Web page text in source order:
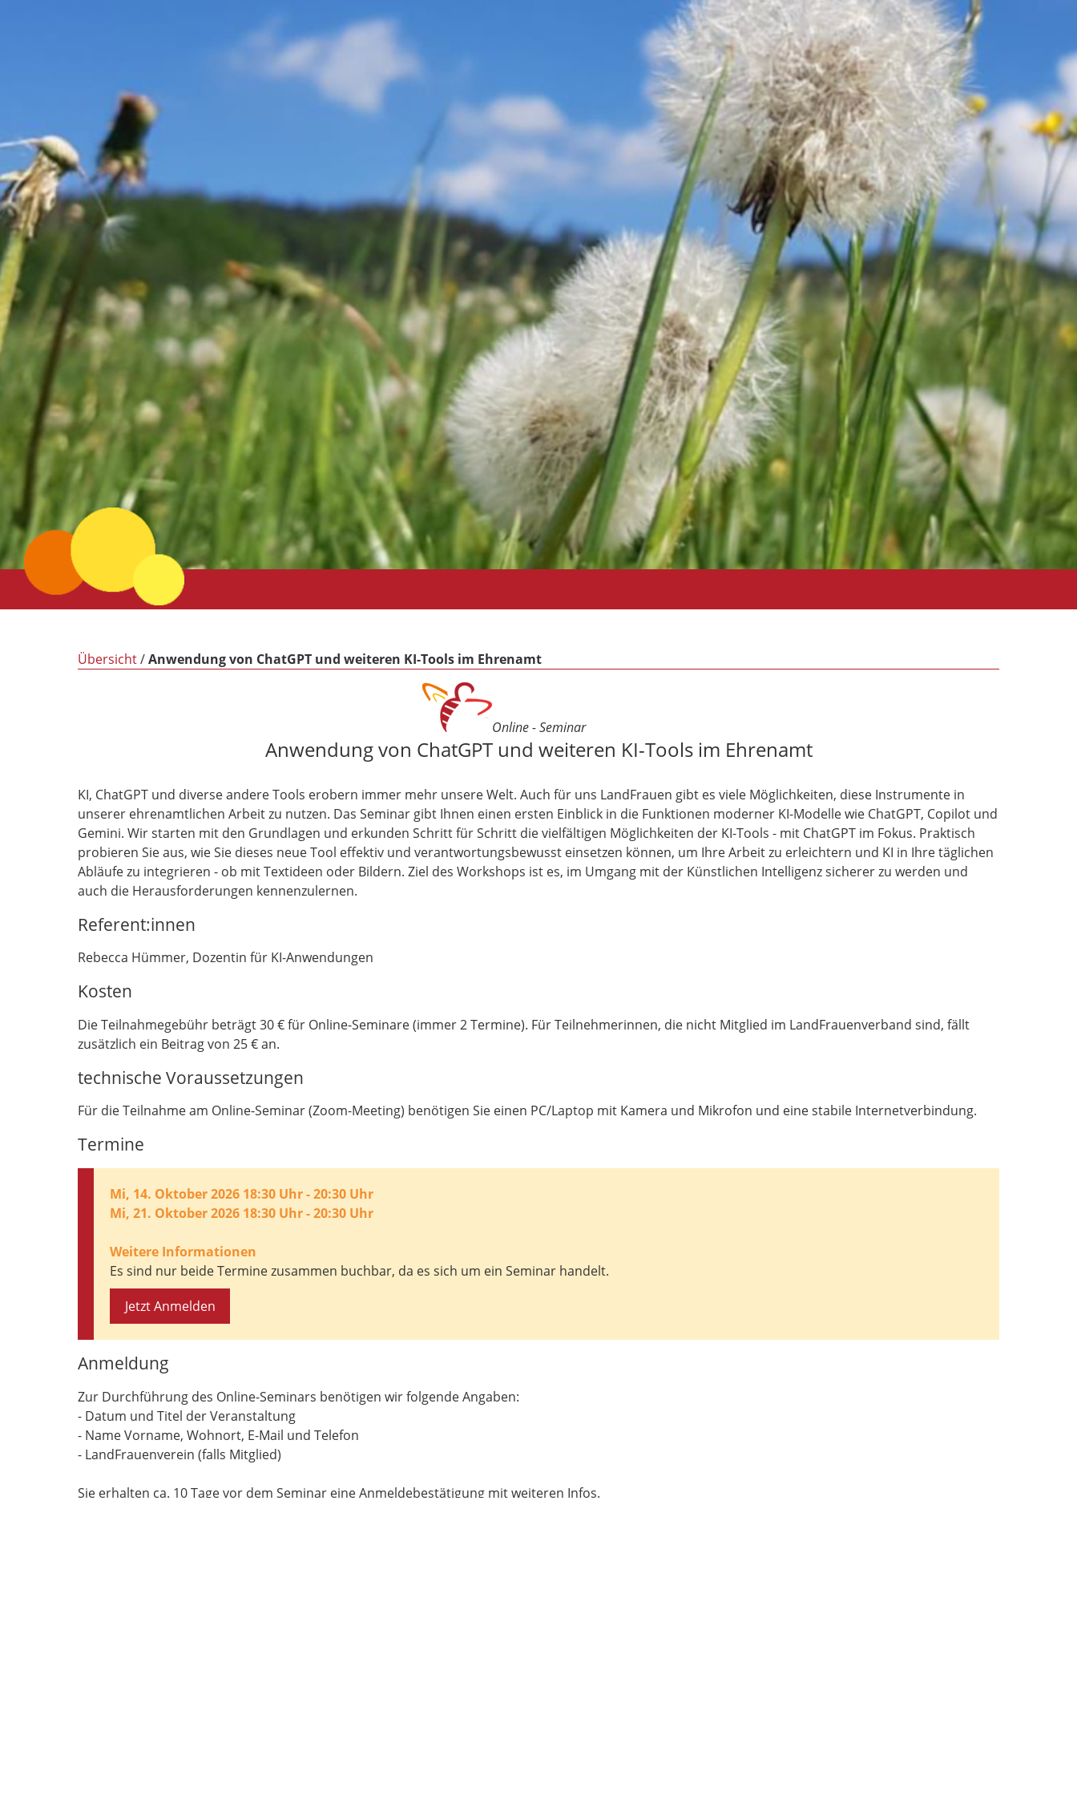
Übersicht/Anwendung von ChatGPT und weiteren KI-Tools im Ehrenamt
Online - Seminar
Anwendung von ChatGPT und weiteren KI-Tools im Ehrenamt
KI, ChatGPT und diverse andere Tools erobern immer mehr unsere Welt. Auch für uns LandFrauen gibt es viele Möglichkeiten, diese Instrumente in
unserer ehrenamtlichen Arbeit zu nutzen. Das Seminar gibt Ihnen einen ersten Einblick in die Funktionen moderner KI-Modelle wie ChatGPT, Copilot und
Gemini. Wir starten mit den Grundlagen und erkunden Schritt für Schritt die vielfältigen Möglichkeiten der KI-Tools - mit ChatGPT im Fokus. Praktisch
probieren Sie aus, wie Sie dieses neue Tool effektiv und verantwortungsbewusst einsetzen können, um Ihre Arbeit zu erleichtern und KI in Ihre täglichen
Abläufe zu integrieren - ob mit Textideen oder Bildern. Ziel des Workshops ist es, im Umgang mit der Künstlichen Intelligenz sicherer zu werden und
auch die Herausforderungen kennenzulernen.
Referent:innen
Rebecca Hümmer, Dozentin für KI-Anwendungen
Kosten
Die Teilnahmegebühr beträgt 30 € für Online-Seminare (immer 2 Termine). Für Teilnehmerinnen, die nicht Mitglied im LandFrauenverband sind, fällt
zusätzlich ein Beitrag von 25 € an.
technische Voraussetzungen
Für die Teilnahme am Online-Seminar (Zoom-Meeting) benötigen Sie einen PC/Laptop mit Kamera und Mikrofon und eine stabile Internetverbindung.
Termine
Mi, 14. Oktober 2026 18:30 Uhr - 20:30 Uhr
Mi, 21. Oktober 2026 18:30 Uhr - 20:30 Uhr
Weitere Informationen
Es sind nur beide Termine zusammen buchbar, da es sich um ein Seminar handelt.
Jetzt Anmelden
Anmeldung
Zur Durchführung des Online-Seminars benötigen wir folgende Angaben:
- Datum und Titel der Veranstaltung
- Name Vorname, Wohnort, E-Mail und Telefon
- LandFrauenverein (falls Mitglied)
Sie erhalten ca. 10 Tage vor dem Seminar eine Anmeldebestätigung mit weiteren Infos.